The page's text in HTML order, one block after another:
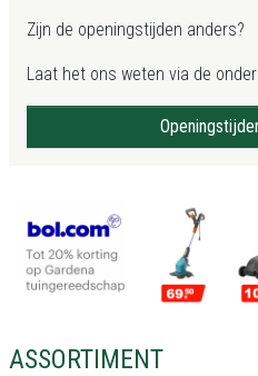
Zijn de openingstijden anders?
Laat het ons weten via de
ASSORTIMENT